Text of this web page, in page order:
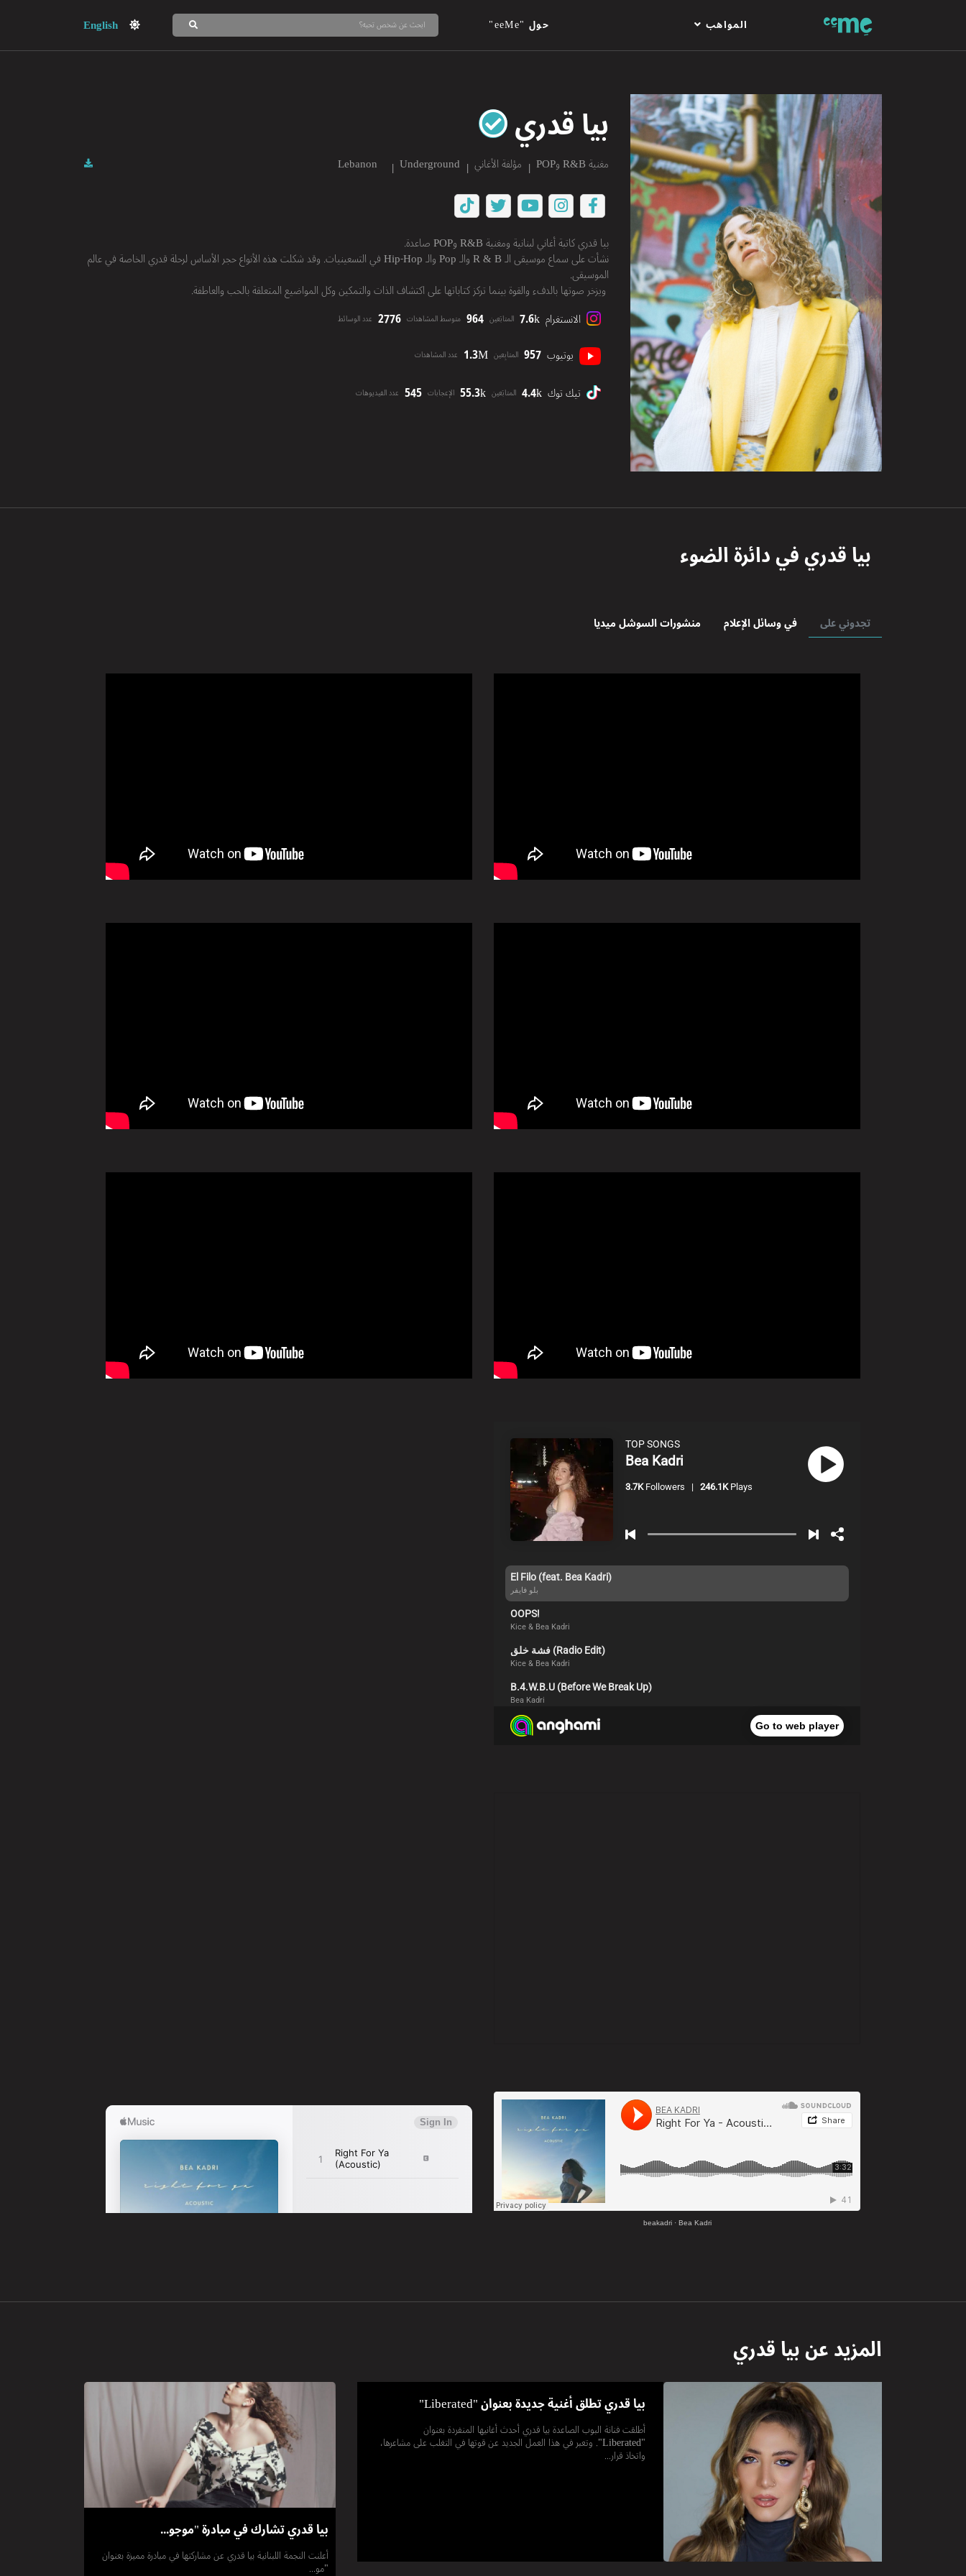
المواهب حول "eeMe" English
بيا قدري
مغنية R&B وPOP مؤلفة الأغاني Underground
Lebanon
بيا قدري كاتبة أغاني لبنانية ومغنية R&B وPOP صاعدة.
نشأت على سماع موسيقى الـ R & B والـ Pop والـ Hip-Hop في التسعينيات. وقد شكلت هذه الأنواع حجر الأساس لرحلة قدري الخاصة في عالم
الموسيقى.
ويزخر صوتها بالدفء والقوة بينما تركز كتاباتها على اكتشاف الذات والتمكين وكل المواضيع المتعلقة بالحب والعاطفة.
الانستغرام 7.6k المتابَعين 964 متوسط المشاهدات 2776 عدد الوسائط
يوتيوب 957 المتابِعين 1.3M عدد المشاهدات
تيك توك 4.4k المتابَعين 55.3k الإعجابات 545 عدد الفيديوهات
بيا قدريفي دائرة الضوء
تجدوني على في وسائل الإعلام منشورات السوشل ميديا
beakadri· Bea Kadri
المزيد عنبيا قدري
بيا قدري تطلق أغنية جديدة بعنوان "Liberated"
أطلقت فنانة البوب ​​الصاعدة بيا قدري أحدث أغانيها المنفردة بعنوان
"Liberated". وتعبر في هذا العمل الجديد عن قوتها في التغلب على مشاعرها،
واتخاذ قرار...
بيا قدري تشارك في مبادرة "موجو...
أعلنت النجمة اللبنانية بيا قدري عن مشاركتها في مبادرة مميزة بعنوان
"مو...